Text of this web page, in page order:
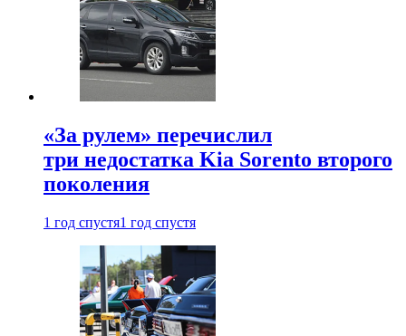
«За рулем» перечислил
три недостатка Kia Sorento второго
поколения
1 год спустя1 год спустя